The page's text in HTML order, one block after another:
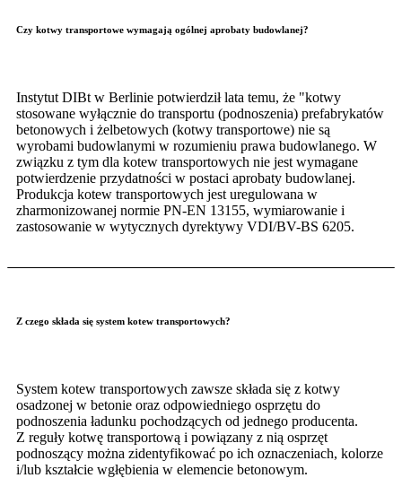
Czy kotwy transportowe wymagają ogólnej aprobaty budowlanej?
Instytut DIBt w Berlinie potwierdził lata temu, że "kotwy
stosowane wyłącznie do transportu (podnoszenia) prefabrykatów
betonowych i żelbetowych (kotwy transportowe) nie są
wyrobami budowlanymi w rozumieniu prawa budowlanego. W
związku z tym dla kotew transportowych nie jest wymagane
potwierdzenie przydatności w postaci aprobaty budowlanej.
Produkcja kotew transportowych jest uregulowana w
zharmonizowanej normie PN-EN 13155, wymiarowanie i
zastosowanie w wytycznych dyrektywy VDI/BV-BS 6205.
Z czego składa się system kotew transportowych?
System kotew transportowych zawsze składa się z kotwy
osadzonej w betonie oraz odpowiedniego osprzętu do
podnoszenia ładunku pochodzących od jednego producenta.
Z reguły kotwę transportową i powiązany z nią osprzęt
podnoszący można zidentyfikować po ich oznaczeniach, kolorze
i/lub kształcie wgłębienia w elemencie betonowym.